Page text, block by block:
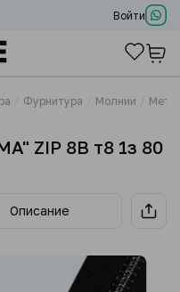
Войти
Фурнитура Молнии
ZIP 8B т8 1з 80
Описание